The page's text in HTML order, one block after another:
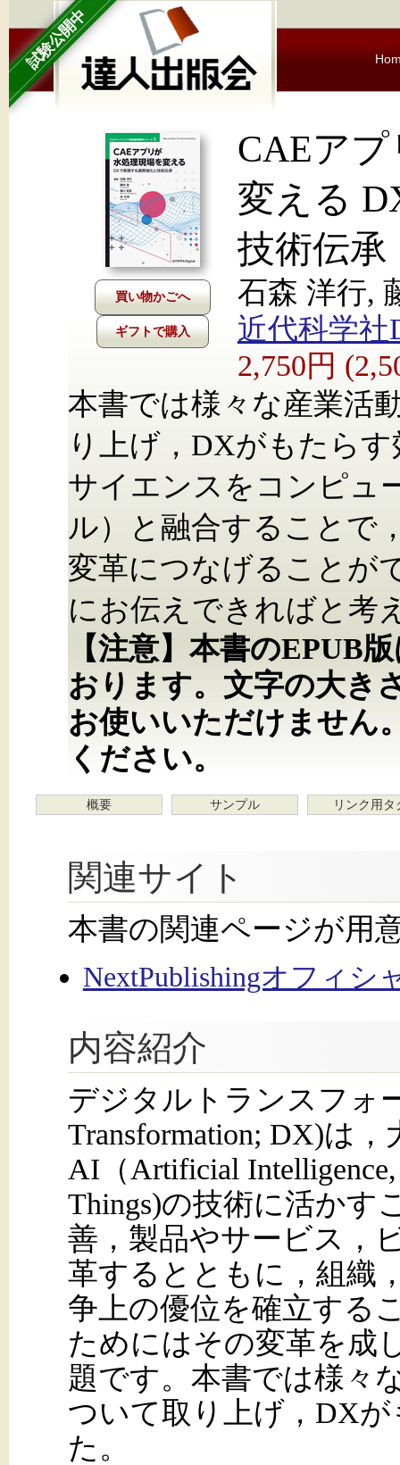
試験公開中
ギフトで購入
CAEア
変える
技術伝承
石森 洋行,
近代科学社
2,750円
本書では様々な産業活
り上げ，DXがもたら
サイエンスをコンピュ
ル）と融合することで
変革につなげることが
にお伝えできればと考
【注意】本書のEPUB
おります。文字の大き
お使いいただけません
ください。
概要 サンプル リンク用タ
関連サイト
本書の関連ページが用
NextPublishingオフィシ
内容紹介
デジタルトランスフォ
Transformation; DX)は
AI（Artificial
Things)の技術に活かす
善，製品やサービス，
革するとともに，組織
争上の優位を確立する
ためにはその変革を成
題です。本書では様々
ついて取り上げ，DX
た。